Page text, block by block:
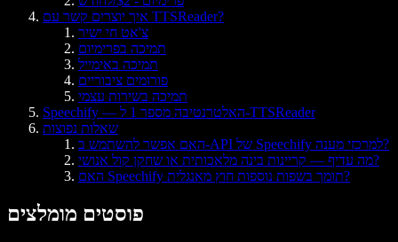
איך יוצרים קשר עם TTSReader?
צ'אט חי ישיר
תמיכה בפרימיום
תמיכה באימייל
פורומים ציבוריים
תמיכה בשירות עצמי
Speechify — האלטרנטיבה מספר 1 ל-TTSReader
שאלות נפוצות
האם אפשר להשתמש ב-API של Speechify למרכזי מענה?
מה עדיף — קריינות בינה מלאכותית או שחקן קול אנושי?
האם Speechify תומך בשפות נוספות חוץ מאנגלית?
פוסטים מומלצים